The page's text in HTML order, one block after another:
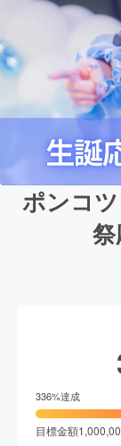
ポンコ
336%達成
目標金額